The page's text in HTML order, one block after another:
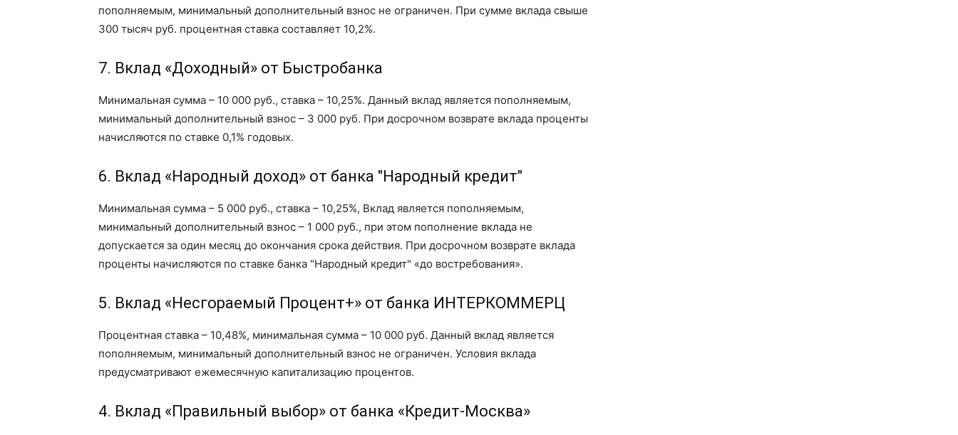
пополняемым, минимальный дополнительный взнос не ограничен. При сумме вклада свыше
300 тысяч руб. процентная ставка составляет 10,2%.
7. Вклад «Доходный» от Быстробанка
Минимальная сумма – 10 000 руб., ставка – 10,25%. Данный вклад является пополняемым,
минимальный дополнительный взнос – 3 000 руб. При досрочном возврате вклада проценты
начисляются по ставке 0,1% годовых.
6. Вклад «Народный доход» от банка "Народный кредит"
Минимальная сумма – 5 000 руб., ставка – 10,25%, Вклад является пополняемым,
минимальный дополнительный взнос – 1 000 руб., при этом пополнение вклада не
допускается за один месяц до окончания срока действия. При досрочном возврате вклада
проценты начисляются по ставке банка "Народный кредит" «до востребования».
5. Вклад «Несгораемый Процент+» от банка ИНТЕРКОММЕРЦ
Процентная ставка – 10,48%, минимальная сумма – 10 000 руб. Данный вклад является
пополняемым, минимальный дополнительный взнос не ограничен. Условия вклада
предусматривают ежемесячную капитализацию процентов.
4. Вклад «Правильный выбор» от банка «Кредит-Москва»